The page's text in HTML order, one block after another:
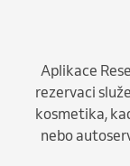
Aplikace
rezervaci
kosmetika,
nebo